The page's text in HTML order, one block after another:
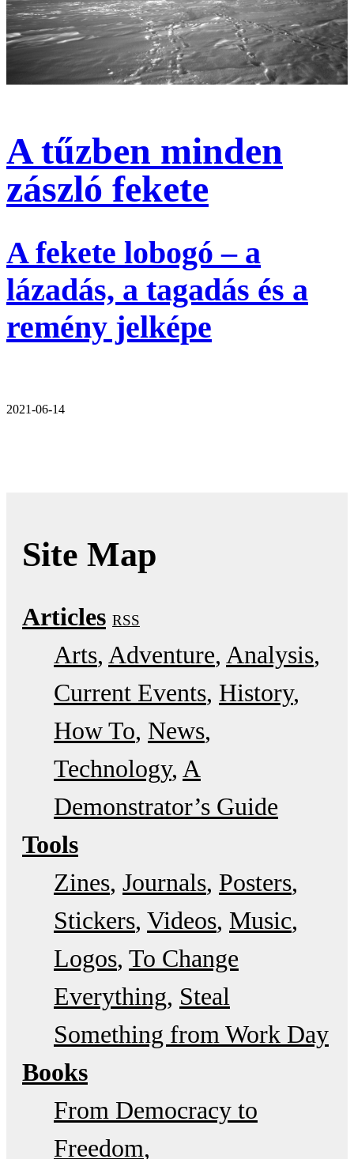
A tűzben minden
zászló fekete
A fekete lobogó – a
lázadás, a tagadás és a
remény jelképe
2021-06-14
Site Map
Articles RSS
Arts Adventure Analysis
Current Events History
How To News
Technology A
Demonstrator’s Guide
Tools
Zines Journals Posters
Stickers Videos Music
Logos To Change
Everything Steal
Something from Work Day
Books
From Democracy to
Freedom